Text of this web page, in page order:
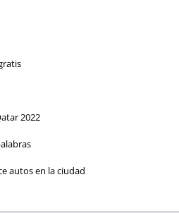
2022
autos en la ciudad